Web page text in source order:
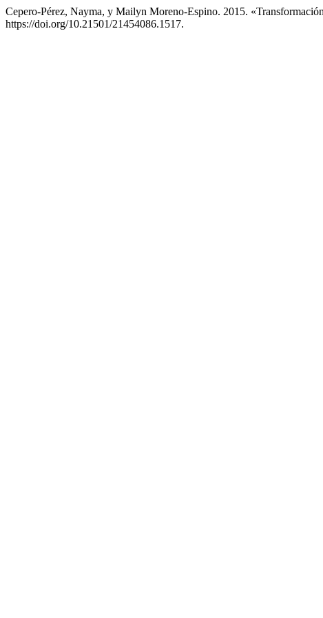
Cepero-Pérez, Nayma, y Mailyn Moreno-Espino. 2015.
https://doi.org/10.21501/21454086.1517.